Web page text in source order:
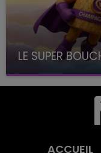
LE SUPER
avec La Famille
ACCUEIL